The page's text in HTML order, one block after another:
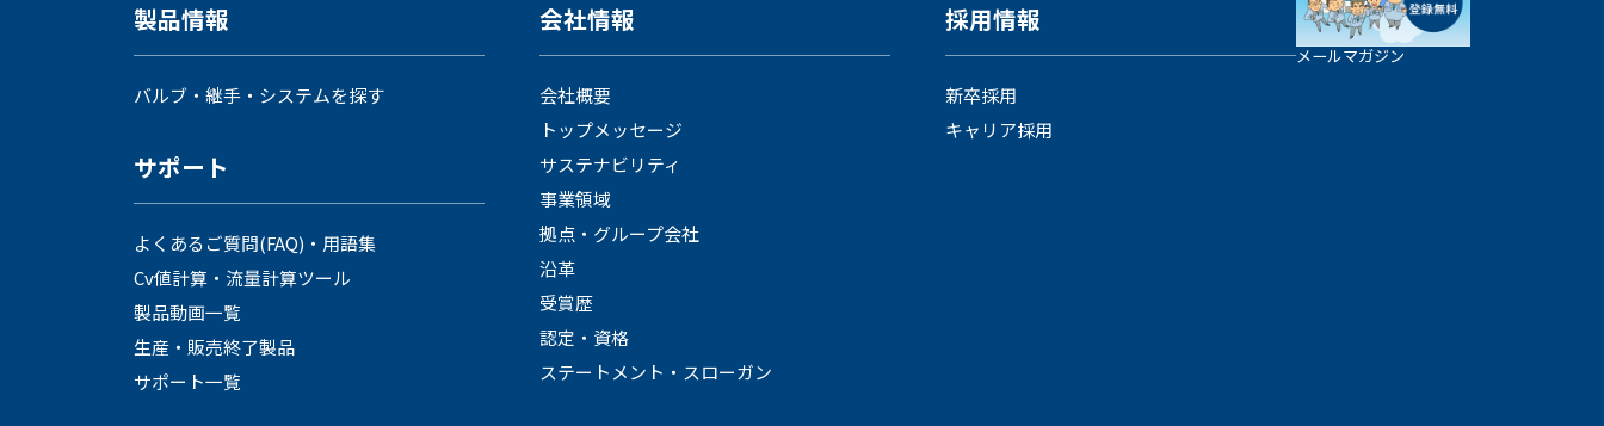
会社情報
Corporate Blog
製品情報
バルブ・継手・システムを探す
サポート
よくあるご質問(FAQ)・用語集
Cv値計算・流量計算ツール
製品動画一覧
生産・販売終了製品
サポート一覧
会社情報
会社概要
トップメッセージ
サステナビリティ
事業領域
拠点・グループ会社
沿革
受賞歴
認定・資格
ステートメント・スローガン
採用情報
新卒採用
キャリア採用
メールマガジン